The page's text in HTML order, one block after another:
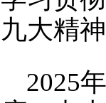
九大精
2025